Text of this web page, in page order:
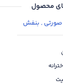
محصول
صورتی , بنفش